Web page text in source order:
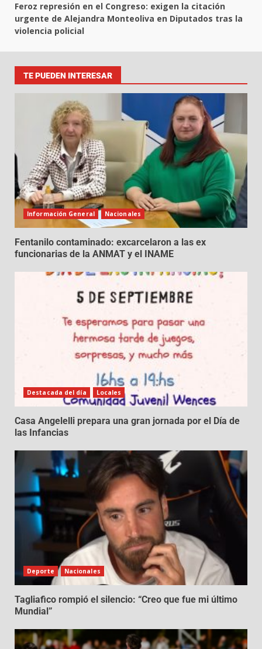
Feroz represión en el Congreso: exigen la citación
urgente de Alejandra Monteoliva en Diputados tras la
violencia policial
TE PUEDEN INTERESAR
Información General Nacionales
Fentanilo contaminado: excarcelaron a las ex
funcionarias de la ANMAT y el INAME
Destacada del día Locales
Casa Angelelli prepara una gran jornada por el Día de
las Infancias
Deporte Nacionales
Tagliafico rompió el silencio: “Creo que fue mi último
Mundial”